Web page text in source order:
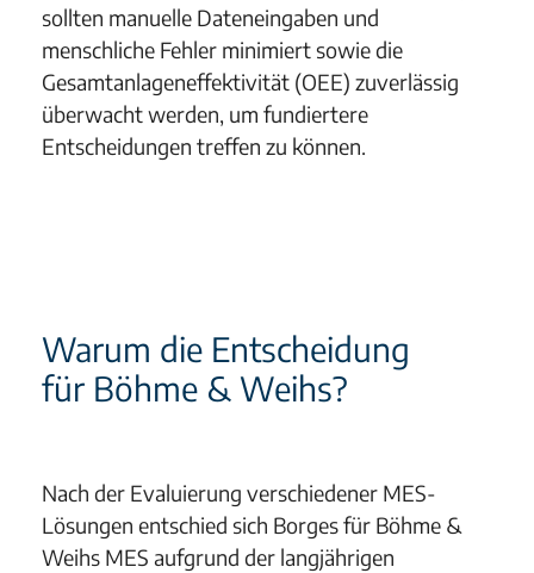
sollten manuelle Dateneingaben und
menschliche Fehler minimiert sowie die
Gesamtanlageneffektivität (OEE) zuverlässig
überwacht werden, um fundiertere
Entscheidungen treffen zu können.
Warum die Entscheidung
für Böhme & Weihs?
Nach der Evaluierung verschiedener MES-
Lösungen entschied sich Borges für Böhme &
Weihs MES aufgrund der langjährigen